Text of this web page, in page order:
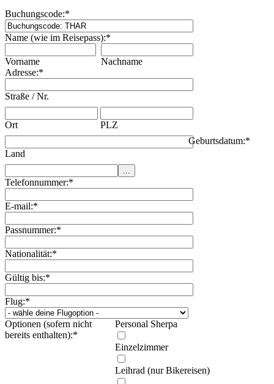
Buchungscode:*
Name (wie im Reisepass):*
Vorname
Nachname
Adresse:*
Straße / Nr.
Ort PLZ
Land
Geburtsdatum:*
Telefonnummer:*
E-mail:*
Passnummer:*
Nationalität:*
Gültig bis:*
Flug:*
Optionen (sofern nicht
bereits enthalten):*
Personal Sherpa
Einzelzimmer
Leihrad (nur Bikereisen)